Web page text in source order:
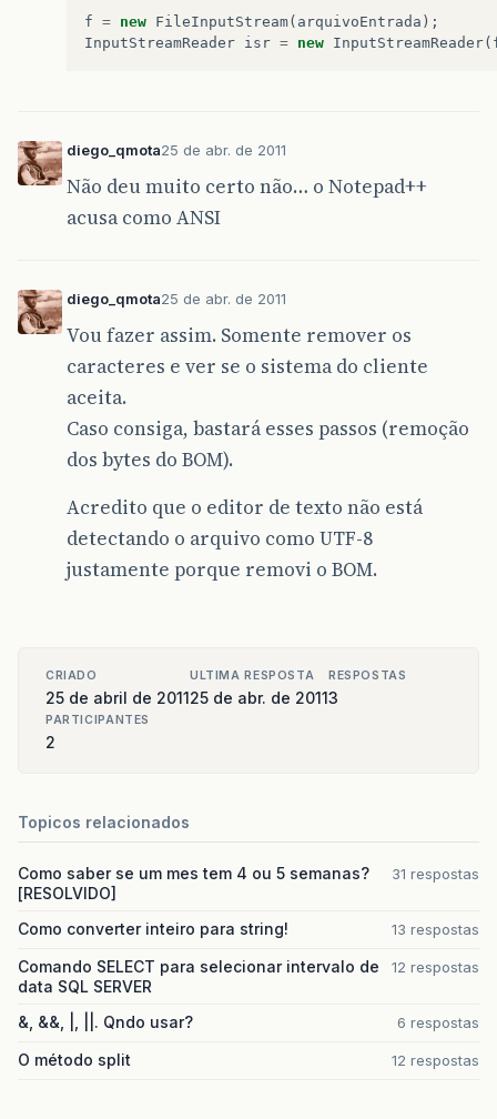
f = new FileInputStream( arquivoEntrada );
InputStreamReader isr = new InputStreamReader(
diego_qmota25 de abr. de 2011
Não deu muito certo não… o Notepad++
acusa como ANSI
diego_qmota25 de abr. de 2011
Vou fazer assim. Somente remover os
caracteres e ver se o sistema do cliente
aceita.
Caso consiga, bastará esses passos (remoção
dos bytes do BOM).
Acredito que o editor de texto não está
detectando o arquivo como UTF-8
justamente porque removi o BOM.
CRIADO
25 de abril de 2011
ULTIMA RESPOSTA
25 de abr. de 2011
RESPOSTAS
3
PARTICIPANTES
2
Topicos relacionados
Como saber se um mes tem 4 ou 5 semanas?
[RESOLVIDO]
31 respostas
Como converter inteiro para string! 13 respostas
Comando SELECT para selecionar intervalo de
data SQL SERVER
12 respostas
&, &&, |, ||. Qndo usar? 6 respostas
O método split 12 respostas